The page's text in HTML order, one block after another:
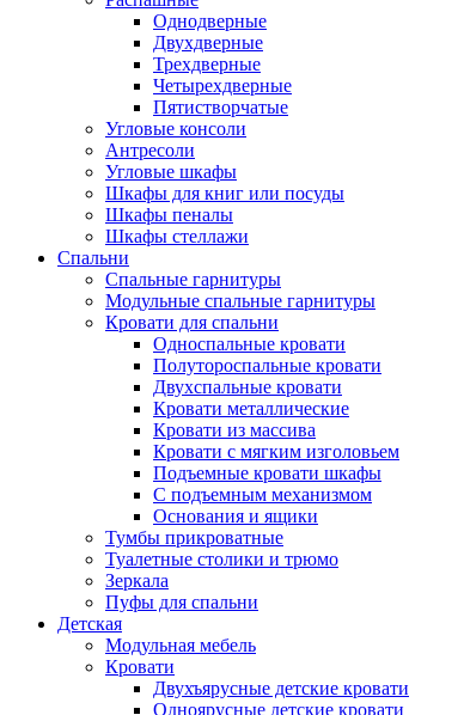
Однодверные
Двухдверные
Трехдверные
Четырехдверные
Пятистворчатые
Угловые консоли
Антресоли
Угловые шкафы
Шкафы для книг или посуды
Шкафы пеналы
Шкафы стеллажи
Спальни
Спальные гарнитуры
Модульные спальные гарнитуры
Кровати для спальни
Односпальные кровати
Полутороспальные кровати
Двухспальные кровати
Кровати металлические
Кровати из массива
Кровати с мягким изголовьем
Подъемные кровати шкафы
С подъемным механизмом
Основания и ящики
Тумбы прикроватные
Туалетные столики и трюмо
Зеркала
Пуфы для спальни
Детская
Модульная мебель
Кровати
Двухъярусные детские кровати
Одноярусные детские кровати